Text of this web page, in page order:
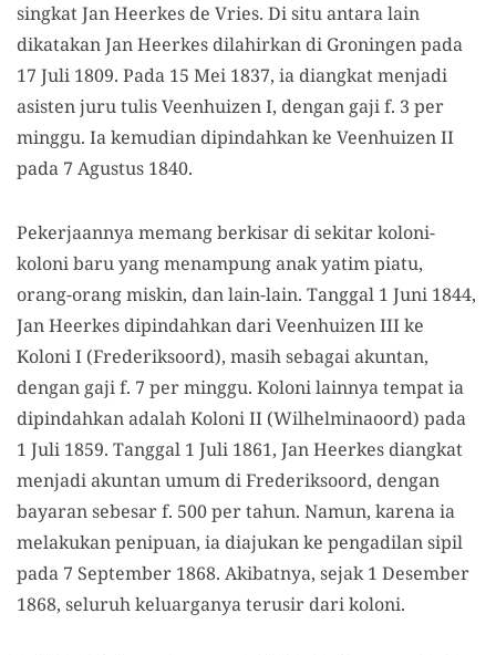
singkat Jan Heerkes de Vries. Di situ antara lain
dikatakan Jan Heerkes dilahirkan di Groningen pada
17 Juli 1809. Pada 15 Mei 1837, ia diangkat menjadi
asisten juru tulis Veenhuizen I, dengan gaji f. 3 per
minggu. Ia kemudian dipindahkan ke Veenhuizen II
pada 7 Agustus 1840.
Pekerjaannya memang berkisar di sekitar koloni-
koloni baru yang menampung anak yatim piatu,
orang-orang miskin, dan lain-lain. Tanggal 1 Juni 1844,
Jan Heerkes dipindahkan dari Veenhuizen III ke
Koloni I (Frederiksoord), masih sebagai akuntan,
dengan gaji f. 7 per minggu. Koloni lainnya tempat ia
dipindahkan adalah Koloni II (Wilhelminaoord) pada
1 Juli 1859. Tanggal 1 Juli 1861, Jan Heerkes diangkat
menjadi akuntan umum di Frederiksoord, dengan
bayaran sebesar f. 500 per tahun. Namun, karena ia
melakukan penipuan, ia diajukan ke pengadilan sipil
pada 7 September 1868. Akibatnya, sejak 1 Desember
1868, seluruh keluarganya terusir dari koloni.